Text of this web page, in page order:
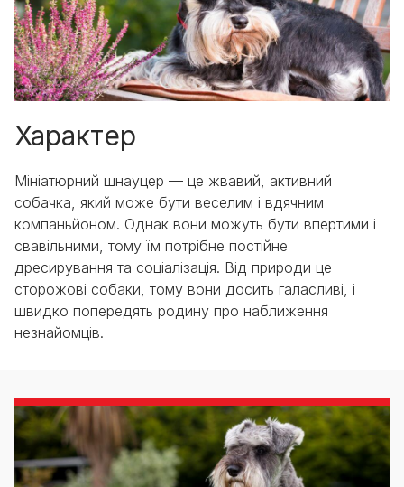
Характер
Мініатюрний шнауцер — це жвавий, активний
собачка, який може бути веселим і вдячним
компаньйоном. Однак вони можуть бути впертими і
свавільними, тому їм потрібне постійне
дресирування та соціалізація. Від природи це
сторожові собаки, тому вони досить галасливі, і
швидко попередять родину про наближення
незнайомців.